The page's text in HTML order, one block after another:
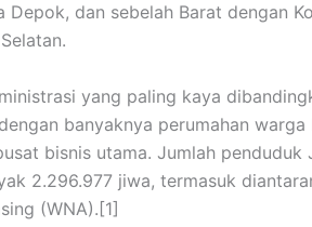
Depok, dan sebelah Barat dengan
yang paling kaya
banyaknya perumahan warga
bisnis utama. Jumlah penduduk
2.296.977 jiwa, termasuk
(WNA).[1]